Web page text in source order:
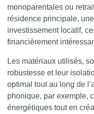
monoparentales ou
résidence principale,
investissement locatif,
financièrement
Les matériaux utilisés,
robustesse et leur
optimal tout au long de
phonique, par exemple,
énergétiques tout en